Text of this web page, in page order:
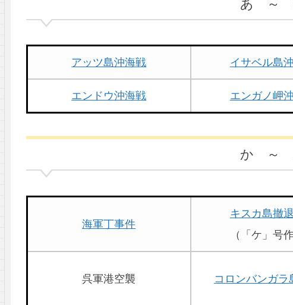
あ ～
アッツ島沖海戦 イサベル島
エンドウ沖海戦 エンガノ岬
か ～
海軍丁事件
キスカ島撤
（「ケ」号
呉軍港空襲 コロンバンガラ